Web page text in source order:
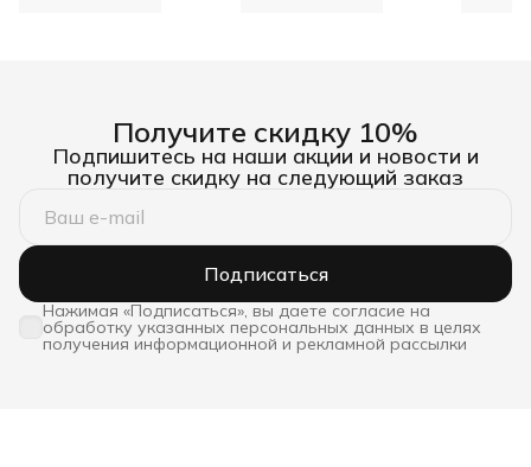
Получите скидку 10%
Подпишитесь на наши акции и новости и
получите скидку на следующий заказ
Подписаться
Нажимая «Подписаться», вы даете согласие на
обработку указанных персональных данных в целях
получения информационной и рекламной рассылки